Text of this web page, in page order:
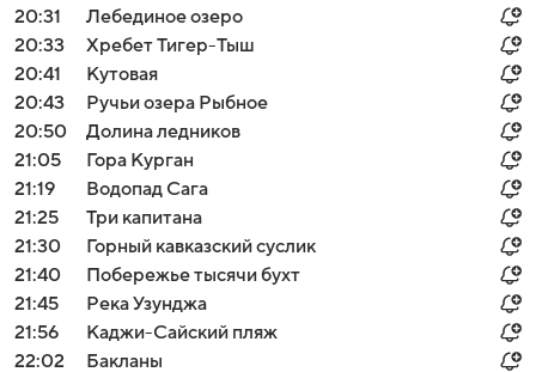
20:31
Лебединое озеро
20:33
Хребет Тигер-Тыш
20:41
Кутовая
20:43
Ручьи озера Рыбное
20:50
Долина ледников
21:05
Гора Курган
21:19
Водопад Сага
21:25
Три капитана
21:30
Горный кавказский суслик
21:40
Побережье тысячи бухт
21:45
Река Узунджа
21:56
Каджи-Сайский пляж
22:02
Бакланы